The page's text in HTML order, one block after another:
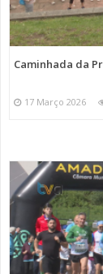
Caminhada da
17 Março 2026